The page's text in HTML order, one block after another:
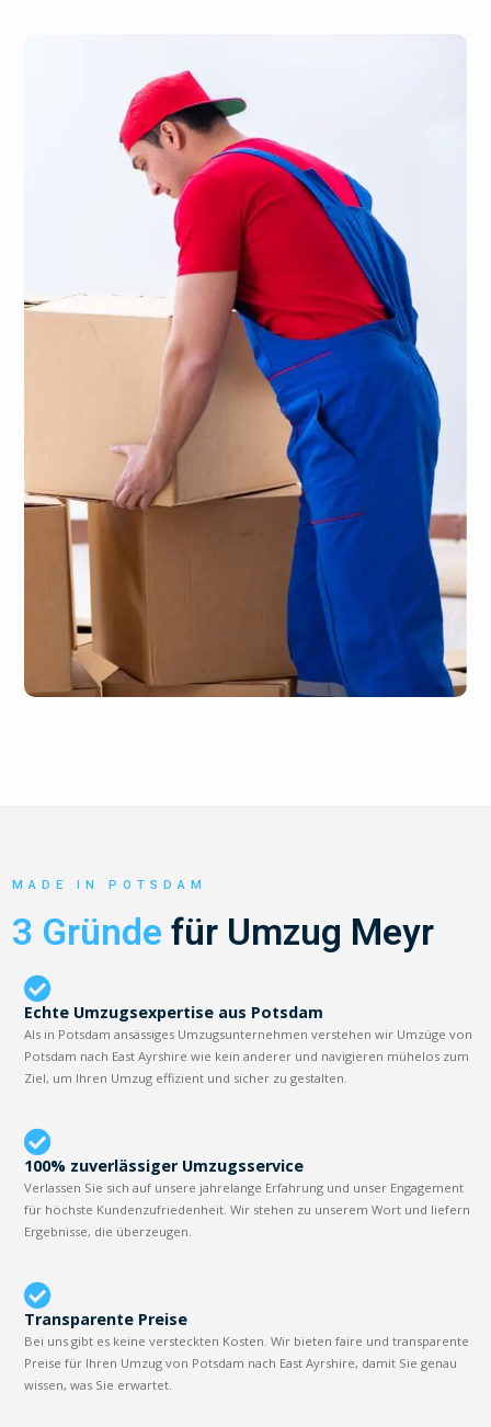
MADE IN POTSDAM
3 Gründe für Umzug Meyr
Echte Umzugsexpertise aus Potsdam
Als in Potsdam ansässiges Umzugsunternehmen verstehen wir Umzüge von
Potsdam nach East Ayrshire wie kein anderer und navigieren mühelos zum
Ziel, um Ihren Umzug effizient und sicher zu gestalten.
100% zuverlässiger Umzugsservice
Verlassen Sie sich auf unsere jahrelange Erfahrung und unser Engagement
für höchste Kundenzufriedenheit. Wir stehen zu unserem Wort und liefern
Ergebnisse, die überzeugen.
Transparente Preise
Bei uns gibt es keine versteckten Kosten. Wir bieten faire und transparente
Preise für Ihren Umzug von Potsdam nach East Ayrshire, damit Sie genau
wissen, was Sie erwartet.